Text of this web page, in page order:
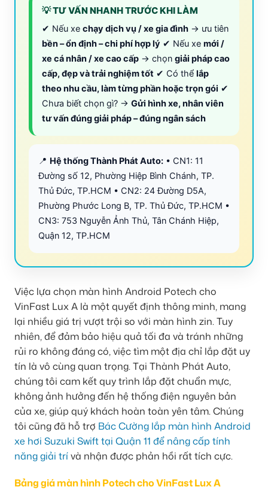
💡 TƯ VẤN NHANH TRƯỚC KHI LÀM
✔ Nếu xe chạy dịch vụ / xe gia đình → ưu tiên
bền – ổn định – chi phí hợp lý ✔ Nếu xe mới /
xe cá nhân / xe cao cấp → chọn giải pháp cao
cấp, đẹp và trải nghiệm tốt ✔ Có thể lắp
theo nhu cầu, làm từng phần hoặc trọn gói ✔
Chưa biết chọn gì? → Gửi hình xe, nhân viên
tư vấn đúng giải pháp – đúng ngân sách
📍 Hệ thống Thành Phát Auto: • CN1: 11
Đường số 12, Phường Hiệp Bình Chánh, TP.
Thủ Đức, TP.HCM • CN2: 24 Đường D5A,
Phường Phước Long B, TP. Thủ Đức, TP.HCM •
CN3: 753 Nguyễn Ảnh Thủ, Tân Chánh Hiệp,
Quận 12, TP.HCM
Việc lựa chọn màn hình Android Potech cho
VinFast Lux A là một quyết định thông minh, mang
lại nhiều giá trị vượt trội so với màn hình zin. Tuy
nhiên, để đảm bảo hiệu quả tối đa và tránh những
rủi ro không đáng có, việc tìm một địa chỉ lắp đặt uy
tín là vô cùng quan trọng. Tại Thành Phát Auto,
chúng tôi cam kết quy trình lắp đặt chuẩn mực,
không ảnh hưởng đến hệ thống điện nguyên bản
của xe, giúp quý khách hoàn toàn yên tâm. Chúng
tôi cũng đã hỗ trợ Bác Cường lắp màn hình Android
xe hơi Suzuki Swift tại Quận 11 để nâng cấp tính
năng giải trívà nhận được phản hồi rất tích cực.
Bảng giá màn hình Potech cho VinFast Lux A